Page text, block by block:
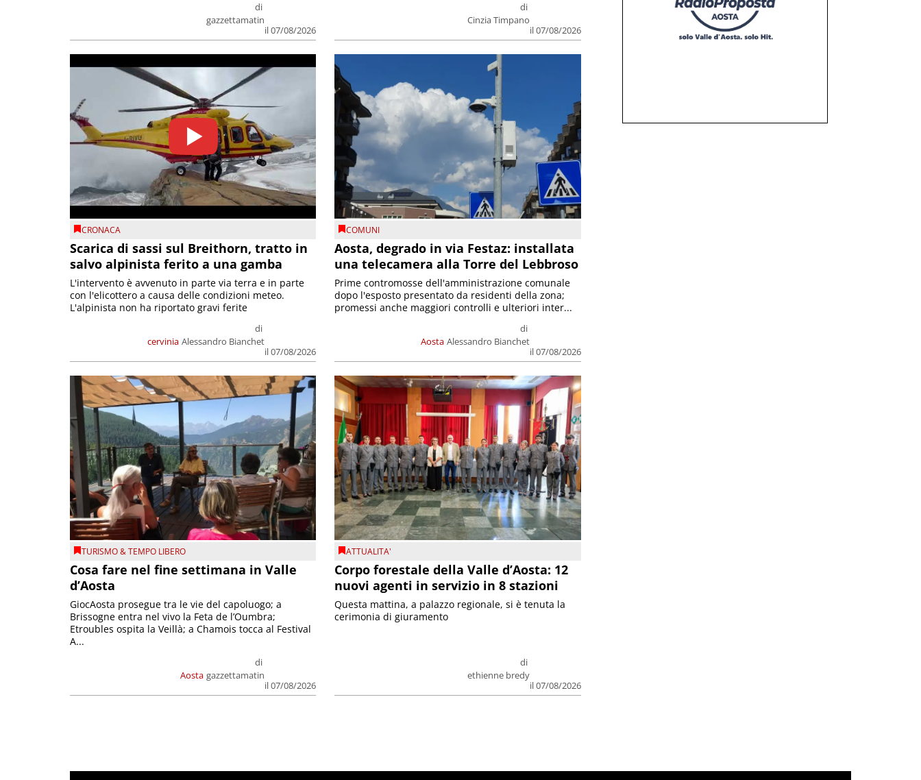
di
gazzettamatin
il 07/08/2026
di
Cinzia Timpano
il 07/08/2026
CRONACA
Scarica di sassi sul Breithorn, tratto in
salvo alpinista ferito a una gamba
cervinia
di
Alessandro Bianchet
il 07/08/2026
L'intervento è avvenuto in parte via terra e in parte
con l'elicottero a causa delle condizioni meteo.
L'alpinista non ha riportato gravi ferite
COMUNI
Aosta, degrado in via Festaz: installata
una telecamera alla Torre del Lebbroso
Aosta
di
Alessandro Bianchet
il 07/08/2026
Prime contromosse dell'amministrazione comunale
dopo l'esposto presentato da residenti della zona;
promessi anche maggiori controlli e ulteriori inter...
TURISMO & TEMPO LIBERO
Cosa fare nel fine settimana in Valle
d’Aosta
Aosta
di
gazzettamatin
il 07/08/2026
GiocAosta prosegue tra le vie del capoluogo; a
Brissogne entra nel vivo la Feta de l’Oumbra;
Etroubles ospita la Veillà; a Chamois tocca al Festival
A...
ATTUALITA'
Corpo forestale della Valle d’Aosta: 12
nuovi agenti in servizio in 8 stazioni
di
ethienne bredy
il 07/08/2026
Questa mattina, a palazzo regionale, si è tenuta la
cerimonia di giuramento